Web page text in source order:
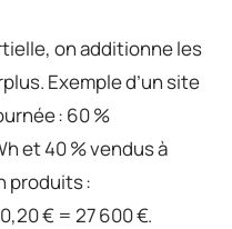
on additionne les
Exemple d’un site
: 60 %
et 40 % vendus à
produits :
€ = 27 600 €.